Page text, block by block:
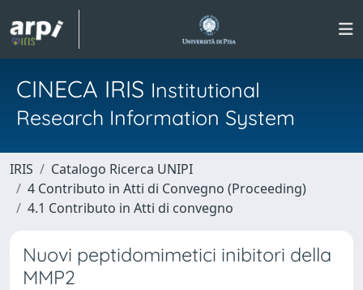
CINECA IRIS Institutional
Research Information System
IRIS
Catalogo Ricerca UNIPI
4 Contributo in Atti di Convegno (Proceeding)
4.1 Contributo in Atti di convegno
Nuovi peptidomimetici inibitori della
MMP2